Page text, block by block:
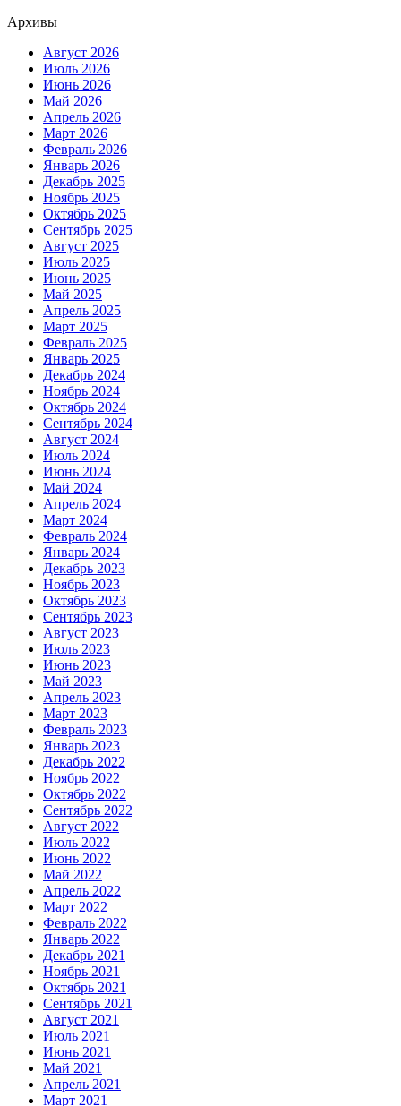
Архивы
Август 2026
Июль 2026
Июнь 2026
Май 2026
Апрель 2026
Март 2026
Февраль 2026
Январь 2026
Декабрь 2025
Ноябрь 2025
Октябрь 2025
Сентябрь 2025
Август 2025
Июль 2025
Июнь 2025
Май 2025
Апрель 2025
Март 2025
Февраль 2025
Январь 2025
Декабрь 2024
Ноябрь 2024
Октябрь 2024
Сентябрь 2024
Август 2024
Июль 2024
Июнь 2024
Май 2024
Апрель 2024
Март 2024
Февраль 2024
Январь 2024
Декабрь 2023
Ноябрь 2023
Октябрь 2023
Сентябрь 2023
Август 2023
Июль 2023
Июнь 2023
Май 2023
Апрель 2023
Март 2023
Февраль 2023
Январь 2023
Декабрь 2022
Ноябрь 2022
Октябрь 2022
Сентябрь 2022
Август 2022
Июль 2022
Июнь 2022
Май 2022
Апрель 2022
Март 2022
Февраль 2022
Январь 2022
Декабрь 2021
Ноябрь 2021
Октябрь 2021
Сентябрь 2021
Август 2021
Июль 2021
Июнь 2021
Май 2021
Апрель 2021
Март 2021